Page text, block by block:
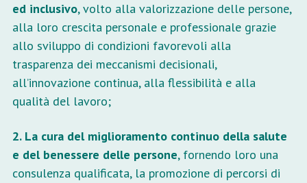
ed inclusivo, volto alla valorizzazione delle persone,
alla loro crescita personale e professionale grazie
allo sviluppo di condizioni favorevoli alla
trasparenza dei meccanismi decisionali,
all’innovazione continua, alla flessibilità e alla
qualità del lavoro;
2. La cura del miglioramento continuo della salute
e del benessere delle persone, fornendo loro una
consulenza qualificata, la promozione di percorsi di